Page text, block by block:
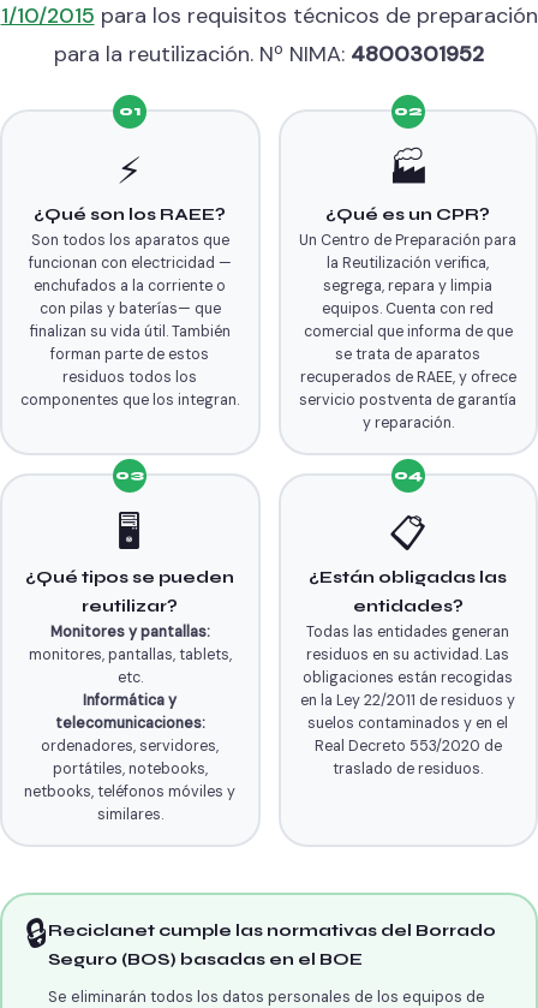
1/10/2015 para los requisitos técnicos de preparación
para la reutilización. Nº NIMA: 4800301952
01
⚡
¿Qué son los RAEE?
Son todos los aparatos que
funcionan con electricidad —
enchufados a la corriente o
con pilas y baterías— que
finalizan su vida útil. También
forman parte de estos
residuos todos los
componentes que los integran.
02
🏭
¿Qué es un CPR?
Un Centro de Preparación para
la Reutilización verifica,
segrega, repara y limpia
equipos. Cuenta con red
comercial que informa de que
se trata de aparatos
recuperados de RAEE, y ofrece
servicio postventa de garantía
y reparación.
03
🖥️
¿Qué tipos se pueden
reutilizar?
Monitores y pantallas:
monitores, pantallas, tablets,
etc.
Informática y
telecomunicaciones:
ordenadores, servidores,
portátiles, notebooks,
netbooks, teléfonos móviles y
similares.
04
📋
¿Están obligadas las
entidades?
Todas las entidades generan
residuos en su actividad. Las
obligaciones están recogidas
en la Ley 22/2011 de residuos y
suelos contaminados y en el
Real Decreto 553/2020 de
traslado de residuos.
🔒Reciclanet cumple las normativas del Borrado
Seguro (BOS) basadas en el BOE
Se eliminarán todos los datos personales de los equipos de